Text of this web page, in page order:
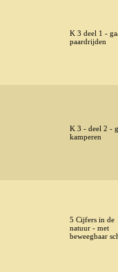
K 3 deel 1 -
paardrijden
K 3 - deel 2 -
kamperen
5 Cijfers in de
natuur - met
beweegbaar